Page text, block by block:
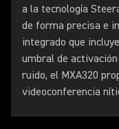
a la tecnología
de forma precisa e
integrado que
umbral de
ruido, el MXA320
videoconferencia